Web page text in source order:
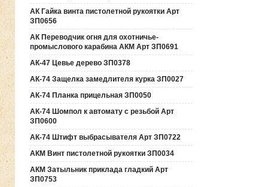
АК Гайка винта пистолетной рукоятки Арт
ЗП0656
АК Переводчик огня для охотничье-
промыслового карабина АКМ Арт ЗП0691
АК-47 Цевье дерево ЗП0378
АК-74 Защелка замедлителя курка ЗП0027
АК-74 Планка прицельная ЗП0050
АК-74 Шомпол к автомату с резьбой Арт
ЗП0600
АК-74 Штифт выбрасывателя Арт ЗП0722
АКМ Винт пистолетной рукоятки ЗП0034
АКМ Затыльник приклада гладкий Арт
ЗП0753